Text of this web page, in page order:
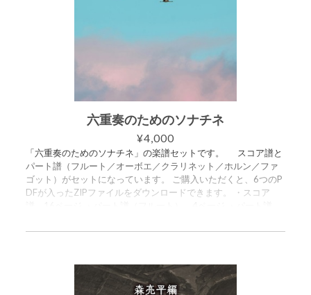
六重奏のためのソナチネ
¥4,000
「六重奏のためのソナチネ」の楽譜セットです。 スコア譜と
パート譜（フルート／オーボエ／クラリネット／ホルン／ファ
ゴット）がセットになっています。 ご購入いただくと、6つのP
DFが入ったZIPファイルをダウンロードできます。 ・スコア
・パート譜（ホルン） 4ページ ・パート譜（ファゴット） 5